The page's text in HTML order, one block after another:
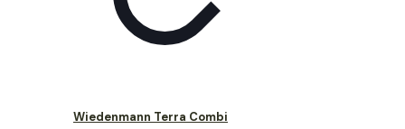
Wiedenmann Terra Combi